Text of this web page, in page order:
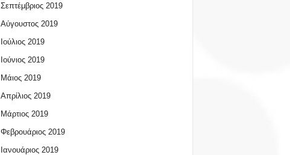
Σεπτέμβριος 2019
Αύγουστος 2019
Ιούλιος 2019
Ιούνιος 2019
Μάιος 2019
Απρίλιος 2019
Μάρτιος 2019
Φεβρουάριος 2019
Ιανουάριος 2019